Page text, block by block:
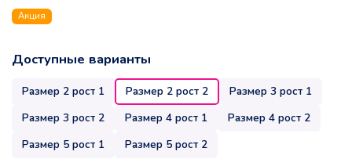
Акция
Доступные варианты
Размер 2 рост 1 Размер 2 рост 2
Размер 3 рост 1
Размер 3 рост 2
Размер 4 рост 1
Размер 4 рост 2
Размер 5 рост 1
Размер 5 рост 2